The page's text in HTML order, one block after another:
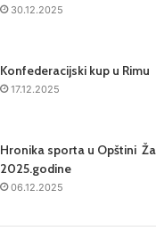
30.12.2025
Konfederacijski kup u Rimu
17.12.2025
Hronika sporta u Opštini
2025.godine
06.12.2025